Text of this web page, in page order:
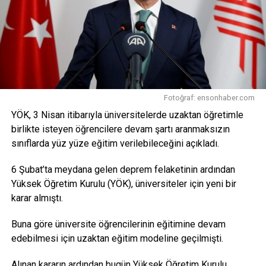
Sanayi ve Teknoloji Bakanı Mehmet Fatih Kacır
da
sosyal
medya
hesabından konuya ilişkin paylaşımda
bulunarak, “Bilim insanlarımıza, araştırmacılarımıza ve
öğrencilerimize sunduğumuz TÜBİTAK burslarını artırdık.
Türkiye’yi dünyada en üst sıralara taşıyacak, bu ülkenin
aydınlık geleceğini inşa edecek araştırmacı insan
kaynağımıza yönelik desteklerimizi sürdüreceğiz. Milli
Teknoloji Hamlesi hedeflerimizi yetişmiş insan
kaynağımızla gerçekleştireceğiz” dedi.
Kaynak: trthaber.com4
Facebook
Mastodon
EmailShare
Fotoğraf: ensonhaber.com
YÖK, 3 Nisan itibarıyla üniversitelerde uzaktan öğretimle
birlikte isteyen öğrencilere devam şartı aranmaksızın
sınıflarda yüz yüze eğitim verilebileceğini açıkladı.
6 Şubat’ta meydana gelen deprem felaketinin ardından
Yüksek Öğretim Kurulu (YÖK), üniversiteler için yeni bir
karar almıştı.
Buna göre üniversite öğrencilerinin eğitimine devam
edebilmesi için uzaktan eğitim modeline geçilmişti.